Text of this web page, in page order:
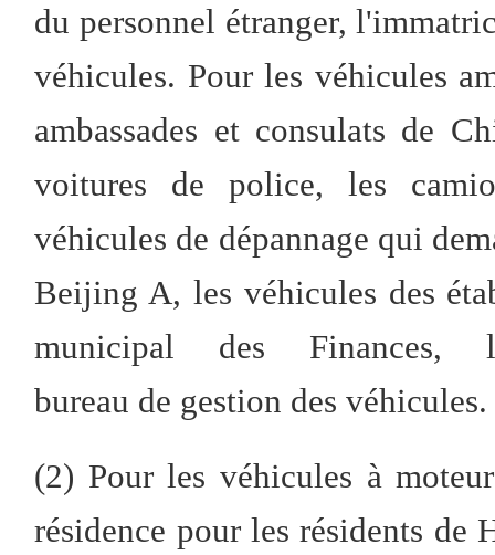
du personnel étranger,
véhicules. Pour les véhicules
ambassades et consulats de
voitures de police, les
véhicules de dépannage qui
Beijing A, les véhicules des
municipal des
bureau de gestion des véhicules.
(2) Pour les véhicules à
résidence pour les résidents de